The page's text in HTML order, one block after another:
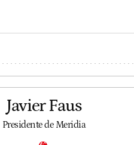
Javier Faus
Presidente de Meridia